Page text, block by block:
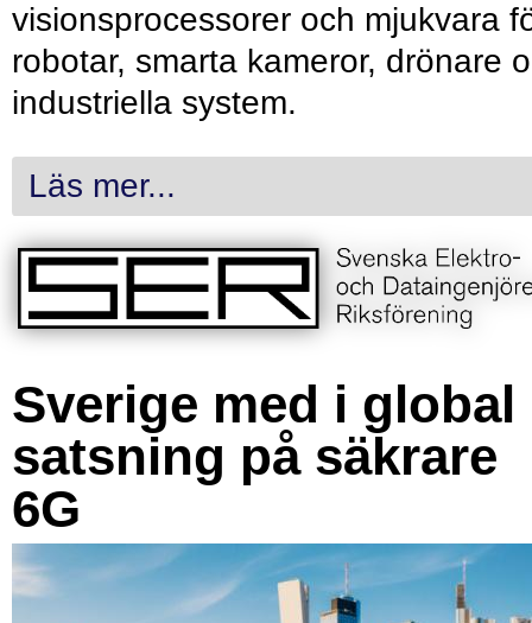
visionsprocessorer och mjukvara
robotar, smarta kameror, drönare
industriella system.
Läs mer...
Sverige med i global
satsning på säkrare
6G